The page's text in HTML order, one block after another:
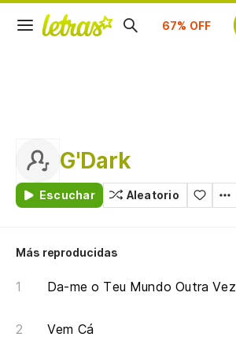
Suscríbete
G'Dark
Escuchar Aleatorio
Más reproducidas
Da-me o Teu Mundo Outra Vez
Vem Cá